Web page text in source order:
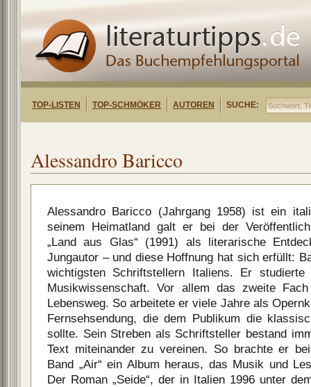
TOP-LISTEN TOP-SCHMÖKER AUTOREN SUCHE:
Alessandro Baricco
Alessandro Baricco (Jahrgang 1958) ist ein
seinem Heimatland galt er bei der
„Land aus Glas“ (1991) als literarische
Jungautor – und diese Hoffnung hat sich erfüllt:
wichtigsten Schriftstellern Italiens. Er
Musikwissenschaft. Vor allem das zweite
Lebensweg. So arbeitete er viele Jahre als
Fernsehsendung, die dem Publikum die
sollte. Sein Streben als Schriftsteller bestand
Text miteinander zu vereinen. So brachte er
Band „Air“ ein Album heraus, das Musik und
Der Roman „Seide“, der in Italien 1996 unter